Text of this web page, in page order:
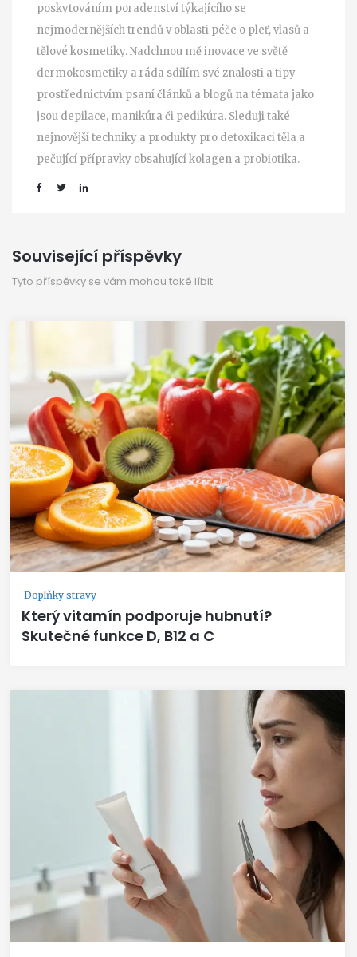
poskytováním poradenství týkajícího se
nejmodernějších trendů v oblasti péče o pleť, vlasů a
tělové kosmetiky. Nadchnou mě inovace ve světě
dermokosmetiky a ráda sdílím své znalosti a tipy
prostřednictvím psaní článků a blogů na témata jako
jsou depilace, manikúra či pedikúra. Sleduji také
nejnovější techniky a produkty pro detoxikaci těla a
pečující přípravky obsahující kolagen a probiotika.
Související příspěvky
Tyto příspěvky se vám mohou také líbit
Doplňky stravy
Který vitamín podporuje hubnutí?
Skutečné funkce D, B12 a C